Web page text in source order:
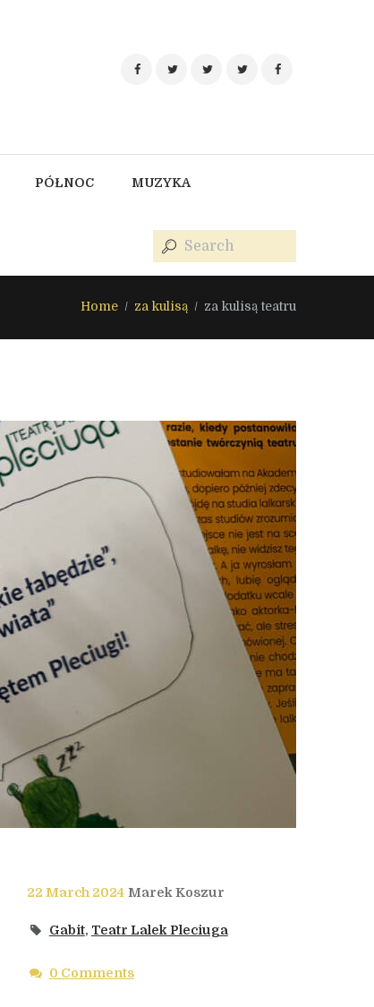
PÓŁNOC MUZYKA
Home za kulisą za kulisą teatru
22 March 2024 Marek Koszur
Gabit, Teatr Lalek Pleciuga
0 Comments